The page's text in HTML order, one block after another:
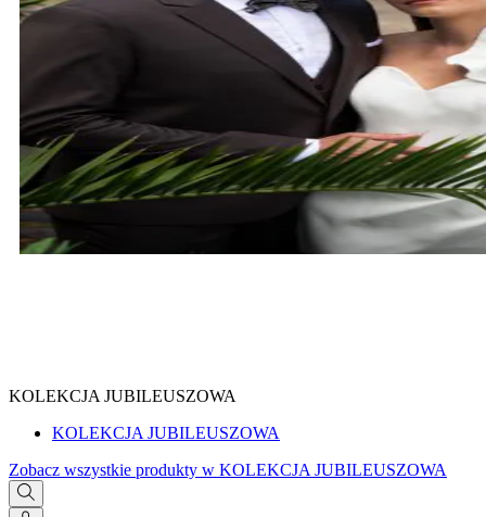
KOLEKCJA JUBILEUSZOWA
KOLEKCJA JUBILEUSZOWA
Zobacz wszystkie produkty w KOLEKCJA JUBILEUSZOWA